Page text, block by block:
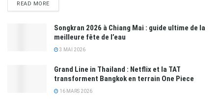
READ MORE
Songkran 2026 à Chiang Mai : guide ultime de la
meilleure fête de l’eau
3 MAI 2026
Grand Line in Thailand : Netflix et la TAT
transforment Bangkok en terrain One Piece
16 MARS 2026